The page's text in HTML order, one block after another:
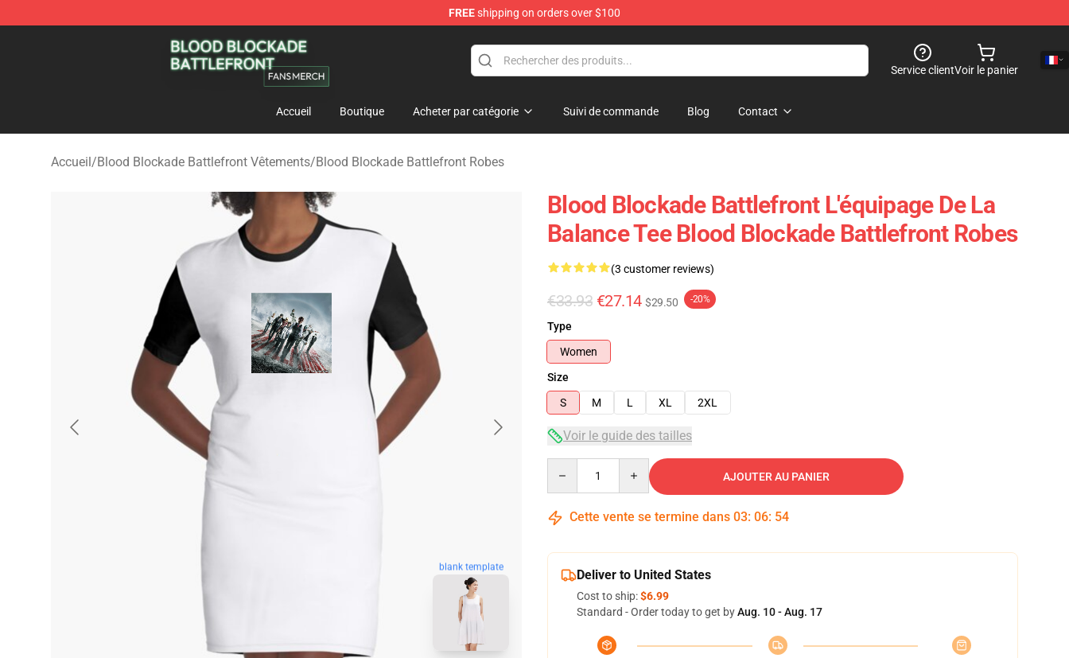
FREEshipping on orders over $100
Blood Blockade Battlefront Shop - Official Blood Blockade Battlefront Merchandise Store
Service clientVoir le panier
Accueil Boutique Acheter par catégorie Suivi de commande Blog Contact
Accueil/Blood Blockade Battlefront Vêtements/Blood Blockade Battlefront Robes
blank template
Blood Blockade Battlefront L'équipage De La
Balance Tee Blood Blockade Battlefront Robes
(3 customer reviews)
€33.93 €27.14 $29.50 -20%
Type
Women
Size
S
M L XL 2XL
Voir le guide des tailles
AJOUTER AU PANIER
Cette vente se termine dans 03: 06: 53
Deliver to United States
Cost to ship:$6.99
Standard - Order today to get byAug. 10 - Aug. 17